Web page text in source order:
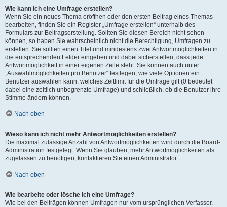
Wie kann ich eine Umfrage erstellen?
Wenn Sie ein neues Thema eröffnen oder den ersten Beitrag eines Themas
bearbeiten, finden Sie ein Register „Umfrage erstellen“ unterhalb des
Formulars zur Beitragserstellung. Sollten Sie diesen Bereich nicht sehen
können, so haben Sie wahrscheinlich nicht die Berechtigung, Umfragen zu
erstellen. Sie sollten einen Titel und mindestens zwei Antwortmöglichkeiten in
die entsprechenden Felder eingeben und dabei sicherstellen, dass jede
Antwortmöglichkeit in einer eigenen Zeile steht. Sie können auch unter
„Auswahlmöglichkeiten pro Benutzer“ festlegen, wie viele Optionen ein
Benutzer auswählen kann, welches Zeitlimit für die Umfrage gilt (0 bedeutet
dabei eine zeitlich unbegrenzte Umfrage) und schließlich, ob die Benutzer ihre
Stimme ändern können.
Nach oben
Wieso kann ich nicht mehr Antwortmöglichkeiten erstellen?
Die maximal zulässige Anzahl von Antwortmöglichkeiten wird durch die Board-
Administration festgelegt. Wenn Sie glauben, mehr Antwortmöglichkeiten als
zugelassen zu benötigen, kontaktieren Sie einen Administrator.
Nach oben
Wie bearbeite oder lösche ich eine Umfrage?
Wie bei den Beiträgen können Umfragen nur vom ursprünglichen Verfasser,